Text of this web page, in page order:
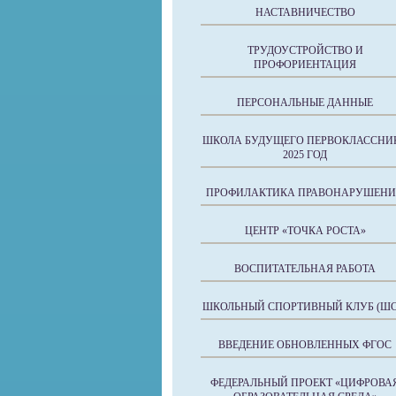
НАСТАВНИЧЕСТВО
ТРУДОУСТРОЙСТВО И
ПРОФОРИЕНТАЦИЯ
ПЕРСОНАЛЬНЫЕ ДАННЫЕ
ШКОЛА БУДУЩЕГО
2025 ГОД
ПРОФИЛАКТИКА
ЦЕНТР «ТОЧКА РОСТА»
ВОСПИТАТЕЛЬНАЯ РАБОТА
ШКОЛЬНЫЙ СПОРТИВНЫЙ КЛУБ
ВВЕДЕНИЕ ОБНОВЛЕННЫХ ФГОС
ФЕДЕРАЛЬНЫЙ ПРОЕКТ